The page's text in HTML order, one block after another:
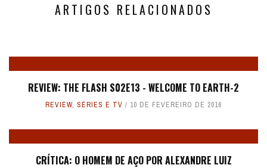
ARTIGOS RELACIONADOS
REVIEW: THE FLASH S02E13 - WELCOME TO EARTH-2
REVIEW, SÉRIES E TV 10 DE FEVEREIRO DE 2016
CRÍTICA: O HOMEM DE AÇO POR ALEXANDRE LUIZ